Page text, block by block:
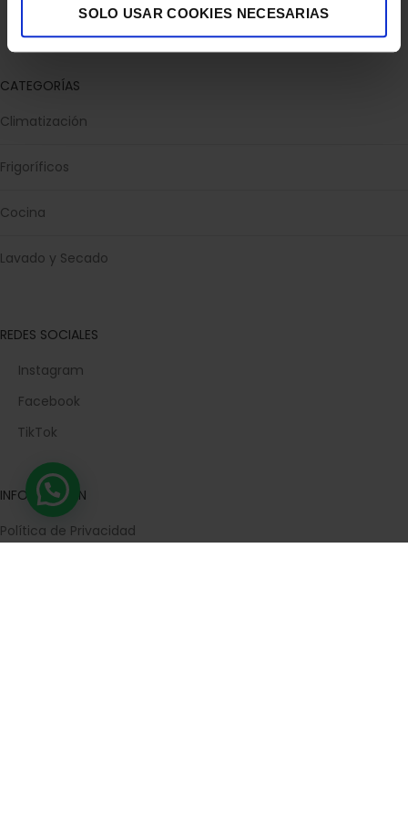
SOLO USAR COOKIES NECESARIAS
Escríbenos en WhatsApp
CATEGORÍAS
Climatización
Frigoríficos
Cocina
Lavado y Secado
REDES SOCIALES
Instagram
Facebook
TikTok
INFORMACIÓN
Política de Privacidad